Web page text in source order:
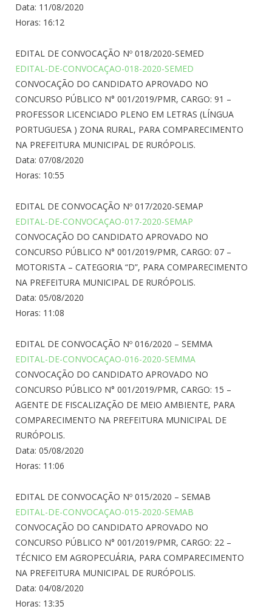
Data: 11/08/2020
Horas: 16:12
EDITAL DE CONVOCAÇÃO Nº 018/2020-SEMED
EDITAL-DE-CONVOCAÇAO-018-2020-SEMED
CONVOCAÇÃO DO CANDIDATO APROVADO NO
CONCURSO PÚBLICO N° 001/2019/PMR, CARGO: 91 –
PROFESSOR LICENCIADO PLENO EM LETRAS (LÍNGUA
PORTUGUESA ) ZONA RURAL, PARA COMPARECIMENTO
NA PREFEITURA MUNICIPAL DE RURÓPOLIS.
Data: 07/08/2020
Horas: 10:55
EDITAL DE CONVOCAÇÃO Nº 017/2020-SEMAP
EDITAL-DE-CONVOCAÇAO-017-2020-SEMAP
CONVOCAÇÃO DO CANDIDATO APROVADO NO
CONCURSO PÚBLICO N° 001/2019/PMR, CARGO: 07 –
MOTORISTA – CATEGORIA “D”, PARA COMPARECIMENTO
NA PREFEITURA MUNICIPAL DE RURÓPOLIS.
Data: 05/08/2020
Horas: 11:08
EDITAL DE CONVOCAÇÃO Nº 016/2020 – SEMMA
EDITAL-DE-CONVOCAÇAO-016-2020-SEMMA
CONVOCAÇÃO DO CANDIDATO APROVADO NO
CONCURSO PÚBLICO N° 001/2019/PMR, CARGO: 15 –
AGENTE DE FISCALIZAÇÃO DE MEIO AMBIENTE, PARA
COMPARECIMENTO NA PREFEITURA MUNICIPAL DE
RURÓPOLIS.
Data: 05/08/2020
Horas: 11:06
EDITAL DE CONVOCAÇÃO Nº 015/2020 – SEMAB
EDITAL-DE-CONVOCAÇAO-015-2020-SEMAB
CONVOCAÇÃO DO CANDIDATO APROVADO NO
CONCURSO PÚBLICO N° 001/2019/PMR, CARGO: 22 –
TÉCNICO EM AGROPECUÁRIA, PARA COMPARECIMENTO
NA PREFEITURA MUNICIPAL DE RURÓPOLIS.
Data: 04/08/2020
Horas: 13:35